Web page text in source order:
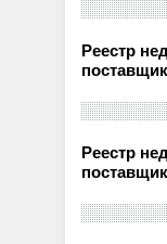
Реестр
Реестр